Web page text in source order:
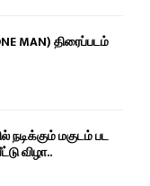
MAN) திரைப்படம்
நடிக்கும் மகுடம் பட
விழா..